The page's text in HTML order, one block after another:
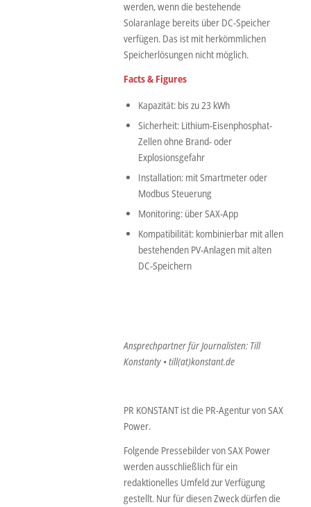
werden, wenn die bestehende
Solaranlage bereits über DC-Speicher
verfügen. Das ist mit herkömmlichen
Speicherlösungen nicht möglich.
Facts & Figures
Kapazität: bis zu 23 kWh
Sicherheit: Lithium-Eisenphosphat-
Zellen ohne Brand- oder
Explosionsgefahr
Installation: mit Smartmeter oder
Modbus Steuerung
Monitoring: über SAX-App
Kompatibilität: kombinierbar mit allen
bestehenden PV-Anlagen mit alten
DC-Speichern
Ansprechpartner für Journalisten: Till
Konstanty • till(at)konstant.de
PR KONSTANT ist die PR-Agentur von SAX
Power.
Folgende Pressebilder von SAX Power
werden ausschließlich für ein
redaktionelles Umfeld zur Verfügung
gestellt. Nur für diesen Zweck dürfen die